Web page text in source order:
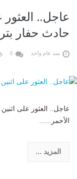
عاجل..
حادث حفار
منذ عام واحد 0
عاجل.. العثور على
الأحمر......
المزيد ...